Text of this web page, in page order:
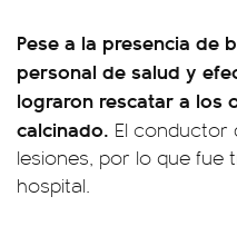
Pese a la presencia de
personal de salud y
lograron rescatar a los
calcinado. El conductor
lesiones, por lo que fue
hospital.